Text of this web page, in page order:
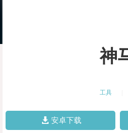
神
工具
安卓下载